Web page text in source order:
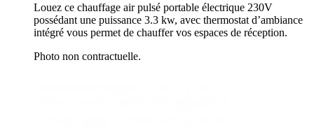
Louez ce chauffage air pulsé portable électrique 230V
possédant une puissance 3.3 kw, avec thermostat d’ambiance
intégré vous permet de chauffer vos espaces de réception.
Photo non contractuelle.